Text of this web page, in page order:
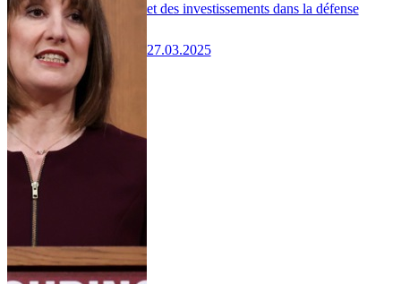
et des investissements dans la défense
27.03.2025